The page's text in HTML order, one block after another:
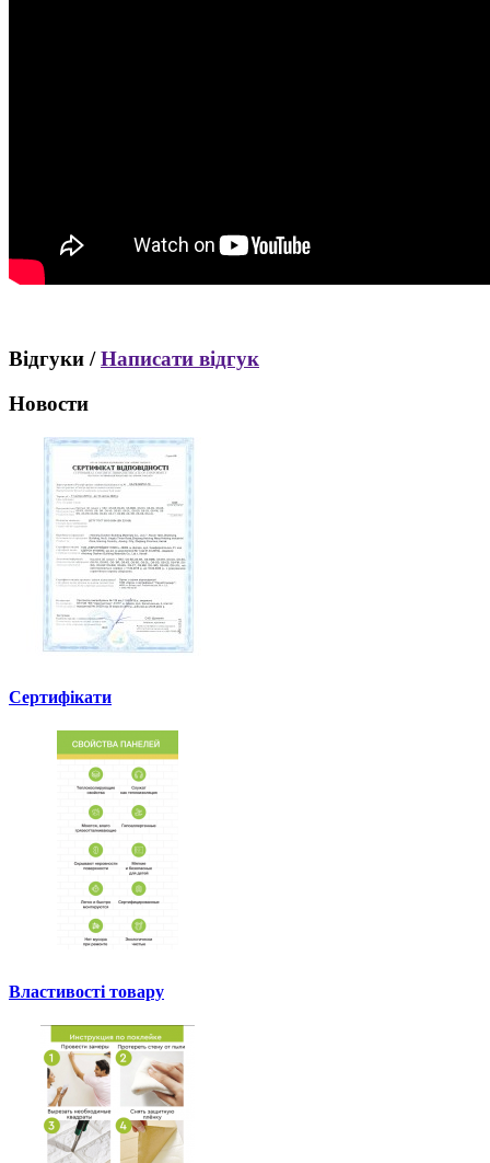
Відгуки /Написати відгук
Новости
Сертифікати
Властивості товару